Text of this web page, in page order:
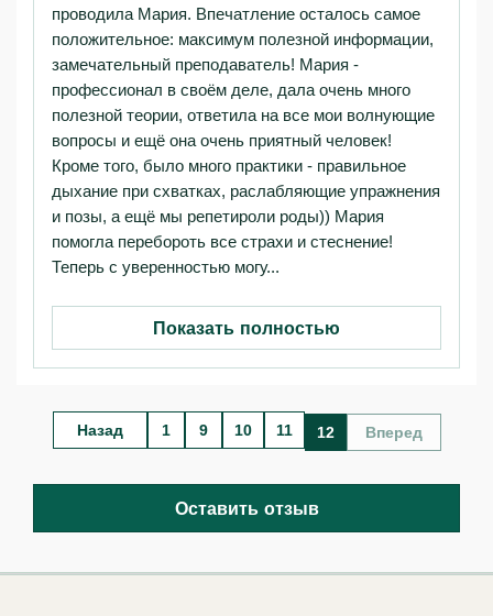
проводила Мария. Впечатление осталось самое
положительное: максимум полезной информации,
замечательный преподаватель! Мария -
профессионал в своём деле, дала очень много
полезной теории, ответила на все мои волнующие
вопросы и ещё она очень приятный человек!
Кроме того, было много практики - правильное
дыхание при схватках, раслабляющие упражнения
и позы, а ещё мы репетироли роды)) Мария
помогла перебороть все страхи и стеснение!
Теперь с уверенностью могу...
Показать полностью
Назад 1 9 10 11 12 Вперед
Оставить отзыв